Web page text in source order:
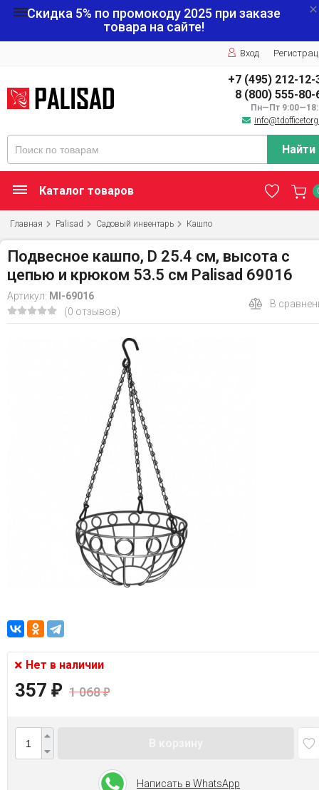
Скидка 5% по промокоду 2025 при заказе
товара на сайте!
Вход
+7 (495) 212-12-
8 (800) 555-80-
Пн—Пт
Найти
Каталог товаров
Главная Palisad Садовый инвентарь Кашпо
Подвесное кашпо, D 25.4 см, высота с
цепью и крюком 53.5 см Palisad 69016
Артикул: MI-69016
(0 отзывов)
В
Нет в наличии
357 ₽ 1 068₽
Написать в WhatsApp